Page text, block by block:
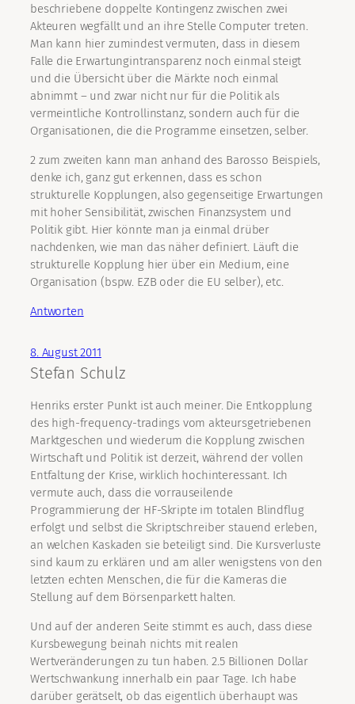
beschriebene doppelte Kontingenz zwischen zwei
Akteuren wegfällt und an ihre Stelle Computer treten.
Man kann hier zumindest vermuten, dass in diesem
Falle die Erwartungintransparenz noch einmal steigt
und die Übersicht über die Märkte noch einmal
abnimmt – und zwar nicht nur für die Politik als
vermeintliche Kontrollinstanz, sondern auch für die
Organisationen, die die Programme einsetzen, selber.
2 zum zweiten kann man anhand des Barosso Beispiels,
denke ich, ganz gut erkennen, dass es schon
strukturelle Kopplungen, also gegenseitige Erwartungen
mit hoher Sensibilität, zwischen Finanzsystem und
Politik gibt. Hier könnte man ja einmal drüber
nachdenken, wie man das näher definiert. Läuft die
strukturelle Kopplung hier über ein Medium, eine
Organisation (bspw. EZB oder die EU selber), etc.
Antworten
8. August 2011
Stefan Schulz
Henriks erster Punkt ist auch meiner. Die Entkopplung
des high-frequency-tradings vom akteursgetriebenen
Marktgeschen und wiederum die Kopplung zwischen
Wirtschaft und Politik ist derzeit, während der vollen
Entfaltung der Krise, wirklich hochinteressant. Ich
vermute auch, dass die vorrauseilende
Programmierung der HF-Skripte im totalen Blindflug
erfolgt und selbst die Skriptschreiber stauend erleben,
an welchen Kaskaden sie beteiligt sind. Die Kursverluste
sind kaum zu erklären und am aller wenigstens von den
letzten echten Menschen, die für die Kameras die
Stellung auf dem Börsenparkett halten.
Und auf der anderen Seite stimmt es auch, dass diese
Kursbewegung beinah nichts mit realen
Wertveränderungen zu tun haben. 2.5 Billionen Dollar
Wertschwankung innerhalb ein paar Tage. Ich habe
darüber gerätselt, ob das eigentlich überhaupt was